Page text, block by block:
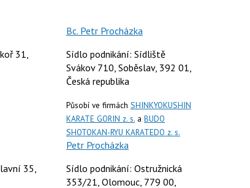
31,
Bc. Petr Procházka
Sídlo podnikání: Sídliště
Svákov 710, Soběslav, 392 01,
Česká republika
Působí ve firmách SHINKYOKUSHIN
KARATE GORIN z. s. a BUDO
SHOTOKAN-RYU KARATEDO z. s.
35,
Petr Procházka
Sídlo podnikání: Ostružnická
353/21, Olomouc, 779 00,